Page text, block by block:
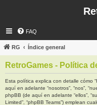
FAQ
RG Índice general
RetroGames - Política
Esta política explica con detalle cómo
aquí en adelante “nosotros”, “nos”,
phpBB (de aquí en adelante “ellos”,
Limited”, “phpBB Teams”) emplean